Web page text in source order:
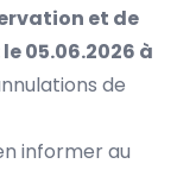
et de
05.06.2026 à
de
informer au